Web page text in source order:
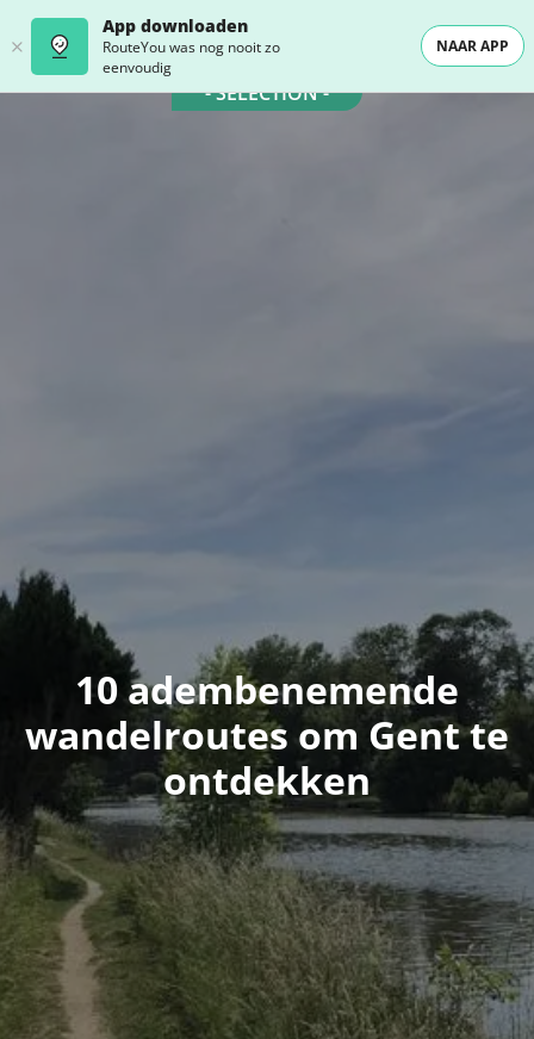
App downloaden
RouteYou was nog nooit zo
eenvoudig
NAAR APP
- SELECTION -
10 adembenemende
wandelroutes om Gent te
ontdekken